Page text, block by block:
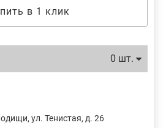
в 1 клик
0 шт.
ул. Тенистая, д. 26